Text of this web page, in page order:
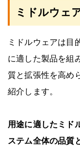
ミドルウェ
ミドルウェアは目
に適した製品を組
質と拡張性を高め
紹介します。
用途に適したミド
ステム全体の品質